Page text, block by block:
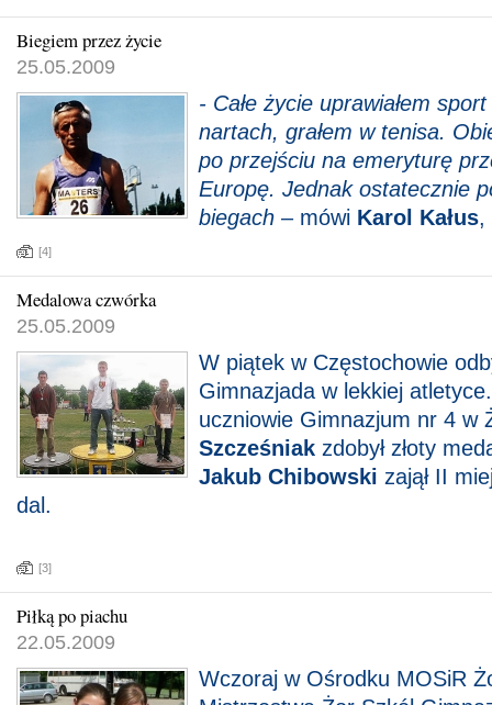
Biegiem przez życie
25.05.2009
- Całe życie uprawiałem
nartach, grałem w tenisa.
po przejściu na emeryturę
Europę. Jednak ostatecznie
biegach – mówi Karol Kałus,
[4]
Medalowa czwórka
25.05.2009
W piątek w Częstochowie
Gimnazjada w lekkiej
uczniowie Gimnazjum nr 4 w
Szcześniak zdobył złoty
Jakub Chibowski zajął II
dal.
[3]
Piłką po piachu
22.05.2009
Wczoraj w Ośrodku MOSiR